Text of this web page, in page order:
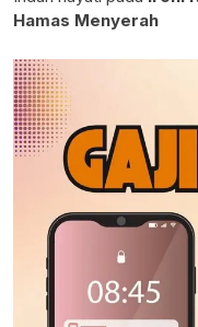
Hamas Menyerah